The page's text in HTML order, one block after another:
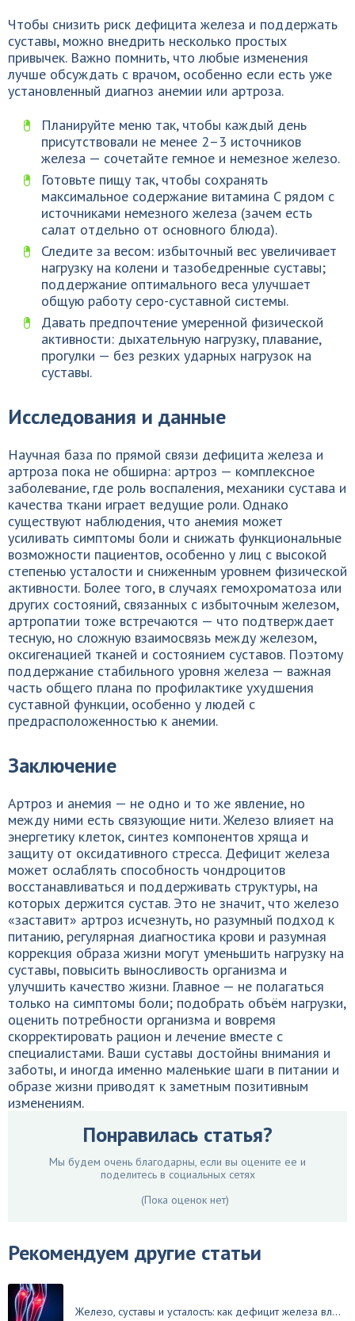
Чтобы снизить риск дефицита железа и поддержать
суставы, можно внедрить несколько простых
привычек. Важно помнить, что любые изменения
лучше обсуждать с врачом, особенно если есть уже
установленный диагноз анемии или артроза.
Планируйте меню так, чтобы каждый день
присутствовали не менее 2–3 источников
железа — сочетайте гемное и немезное железо.
Готовьте пищу так, чтобы сохранять
максимальное содержание витамина C рядом с
источниками немезного железа (зачем есть
салат отдельно от основного блюда).
Следите за весом: избыточный вес увеличивает
нагрузку на колени и тазобедренные суставы;
поддержание оптимального веса улучшает
общую работу серо-суставной системы.
Давать предпочтение умеренной физической
активности: дыхательную нагрузку, плавание,
прогулки — без резких ударных нагрузок на
суставы.
Исследования и данные
Научная база по прямой связи дефицита железа и
артроза пока не обширна: артроз — комплексное
заболевание, где роль воспаления, механики сустава и
качества ткани играет ведущие роли. Однако
существуют наблюдения, что анемия может
усиливать симптомы боли и снижать функциональные
возможности пациентов, особенно у лиц с высокой
степенью усталости и сниженным уровнем физической
активности. Более того, в случаях гемохроматоза или
других состояний, связанных с избыточным железом,
артропатии тоже встречаются — что подтверждает
тесную, но сложную взаимосвязь между железом,
оксигенацией тканей и состоянием суставов. Поэтому
поддержание стабильного уровня железа — важная
часть общего плана по профилактике ухудшения
суставной функции, особенно у людей с
предрасположенностью к анемии.
Заключение
Артроз и анемия — не одно и то же явление, но
между ними есть связующие нити. Железо влияет на
энергетику клеток, синтез компонентов хряща и
защиту от оксидативного стресса. Дефицит железа
может ослаблять способность чондроцитов
восстанавливаться и поддерживать структуры, на
которых держится сустав. Это не значит, что железо
«заставит» артроз исчезнуть, но разумный подход к
питанию, регулярная диагностика крови и разумная
коррекция образа жизни могут уменьшить нагрузку на
суставы, повысить выносливость организма и
улучшить качество жизни. Главное — не полагаться
только на симптомы боли; подобрать объём нагрузки,
оценить потребности организма и вовремя
скорректировать рацион и лечение вместе с
специалистами. Ваши суставы достойны внимания и
заботы, и иногда именно маленькие шаги в питании и
образе жизни приводят к заметным позитивным
изменениям.
Понравилась статья?
Мы будем очень благодарны, если вы оцените ее и
поделитесь в социальных сетях
(Пока оценок нет)
Рекомендуем другие статьи
Железо, суставы и усталость: как дефицит железа вл...